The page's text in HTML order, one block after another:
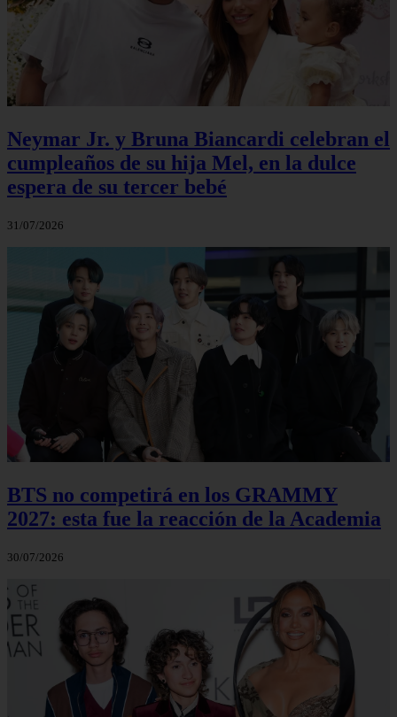
Neymar Jr. y Bruna Biancardi celebran el
cumpleaños de su hija Mel, en la dulce
espera de su tercer bebé
31/07/2026
BTS no competirá en los GRAMMY
2027: esta fue la reacción de la Academia
30/07/2026